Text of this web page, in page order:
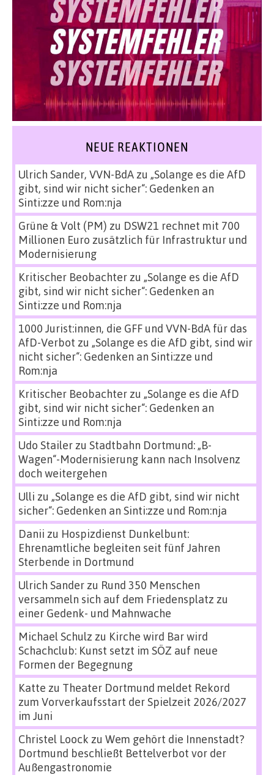
NEUE REAKTIONEN
Ulrich Sander, VVN-BdAzu „Solange es die AfD
gibt, sind wir nicht sicher“: Gedenken an
Sinti:zze und Rom:nja
Grüne & Volt (PM) zu DSW21 rechnet mit 700
Millionen Euro zusätzlich für Infrastruktur und
Modernisierung
Kritischer Beobachterzu „Solange es die AfD
gibt, sind wir nicht sicher“: Gedenken an
Sinti:zze und Rom:nja
1000 Jurist:innen, die GFF und VVN-BdA für das
AfD-Verbot zu „Solange es die AfD gibt, sind wir
nicht sicher“: Gedenken an Sinti:zze und
Rom:nja
Kritischer Beobachterzu „Solange es die AfD
gibt, sind wir nicht sicher“: Gedenken an
Sinti:zze und Rom:nja
Udo Stailerzu Stadtbahn Dortmund: „B-
Wagen“-Modernisierung kann nach Insolvenz
doch weitergehen
Ulli zu „Solange es die AfD gibt, sind wir nicht
sicher“: Gedenken an Sinti:zze und Rom:nja
Danii zu Hospizdienst Dunkelbunt:
Ehrenamtliche begleiten seit fünf Jahren
Sterbende in Dortmund
Ulrich Sanderzu Rund 350 Menschen
versammeln sich auf dem Friedensplatz zu
einer Gedenk- und Mahnwache
Michael Schulz zu Kirche wird Bar wird
Schachclub: Kunst setzt im SÖZ auf neue
Formen der Begegnung
Katte zu Theater Dortmund meldet Rekord
zum Vorverkaufsstart der Spielzeit 2026/2027
im Juni
Christel Loock zu Wem gehört die Innenstadt?
Dortmund beschließt Bettelverbot vor der
Außengastronomie